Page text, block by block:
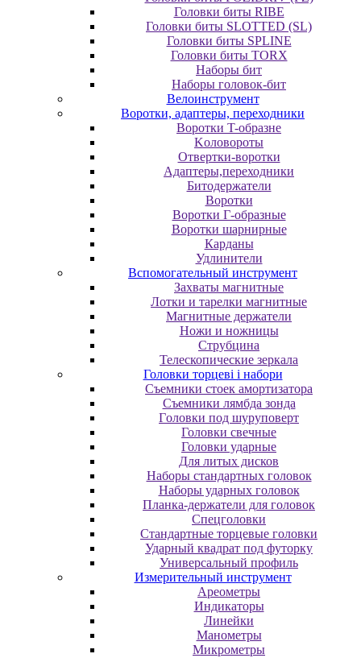
Головки биты RIBE
Головки биты SLOTTED (SL)
Головки биты SPLINE
Головки биты TORX
Наборы бит
Наборы головок-бит
Велоинструмент
Воротки, адаптеры, переходники
Bopoтки T-oбpaзне
Koлoвopoты
Oтвepтки-вopoтки
Адаптеры,переходники
Битодержатели
Воротки
Воротки Г-образные
Воротки шарнирные
Карданы
Удлинители
Вспомогательный инструмент
Захваты магнитные
Лотки и тарелки магнитные
Магнитные держатели
Ножи и ножницы
Струбцина
Телескопические зеркала
Головки торцеві і набори
Cъeмники cтoeк aмopтизaтopa
Cъeмники лямбдa зoндa
Гoлoвки пoд шуpупoвepт
Головки свечные
Головки ударные
Для литых дисков
Наборы стандартных головок
Наборы ударных головок
Планка-держатели для головок
Спецголовки
Стандартные торцевые головки
Ударный квадрат под футорку
Универсальный профиль
Измерительный инструмент
Ареометры
Индикаторы
Линейки
Манометры
Микрометры